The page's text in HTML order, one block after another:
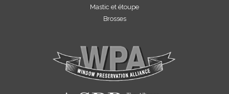
Mastic et étoupe
Brosses